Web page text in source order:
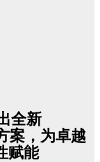
全新
案，为卓越
赋能